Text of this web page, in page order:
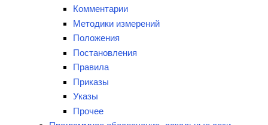
Комментарии
Методики измерений
Положения
Постановления
Правила
Приказы
Указы
Прочее